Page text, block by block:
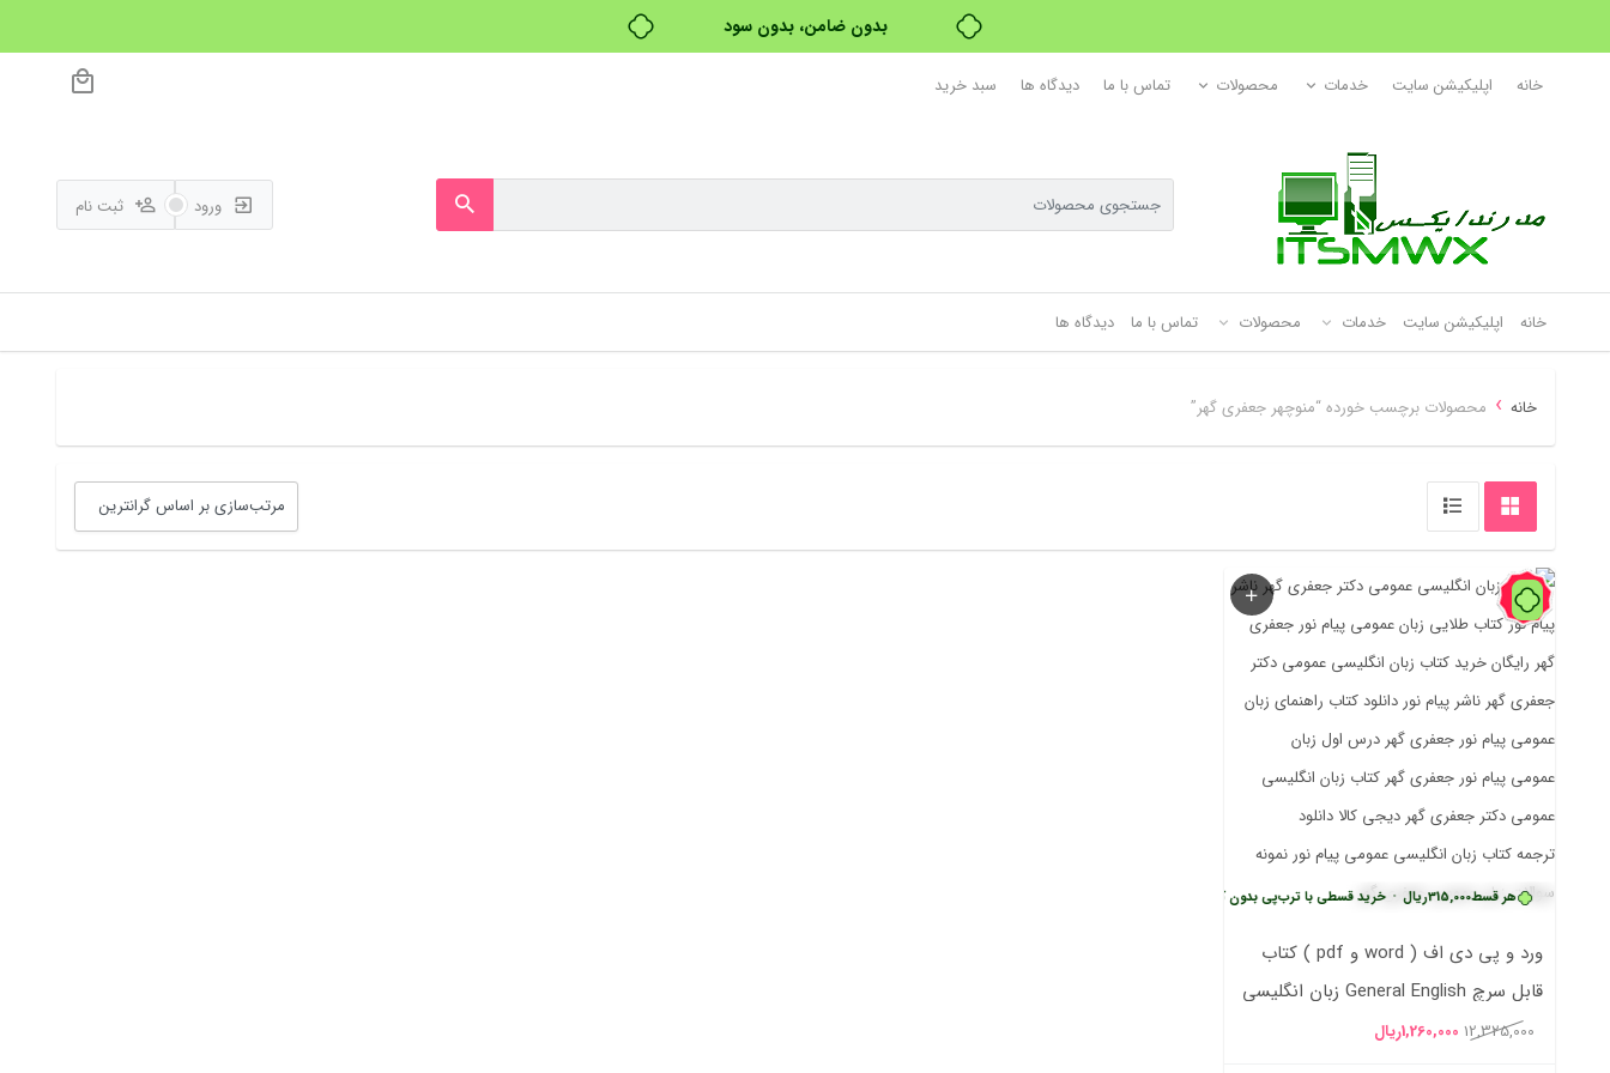
بدون ضامن، بدون سود
خانه اپلیکیشن سایت خدمات محصولات تماس با ما دیدگاه ها سبد خرید
ورود ثبت نام
خانه اپلیکیشن سایت خدمات محصولات تماس با ما دیدگاه ها
خانه › محصولات برچسب خورده “منوچهر جعفری گهر”
90%
هر قسط315,000ریال • خرید قسطی با ترب‌پی بدون کارمزد
ورد و پی دی اف ( word و pdf ) کتاب
قابل سرچ General English زبان انگلیسی
عمومی
12,325,000 قیمت
1,260,000ریال